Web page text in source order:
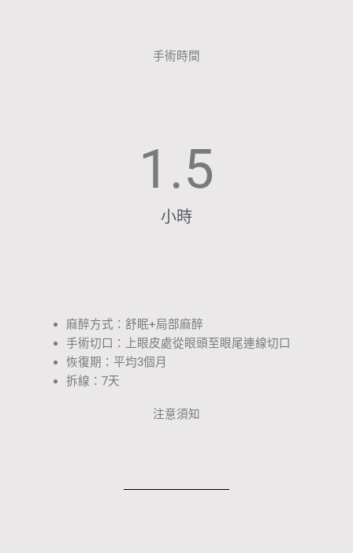
手術時間
小時
1.5
麻醉方式：舒眠+局部麻醉
手術切口：上眼皮處從眼頭至眼尾連線切口
恢復期：平均3個月
拆線：7天
注意須知